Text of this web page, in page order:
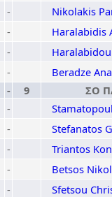
-
Nikolakis
-
Haralabidis
-
-
Beradze
- 9
ΣΟ
-
-
Stefanatos
-
Triantos
-
Betsos
-
Sfetsou